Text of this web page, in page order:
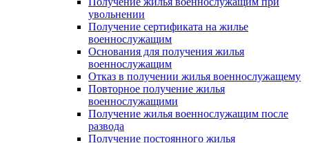
увольнении
Получение сертификата на жилье
военнослужащим
Основания для получения жилья
военнослужащим
Отказ в получении жилья военнослужащему
Повторное получение жилья
военнослужащими
Получение жилья военнослужащим после
развода
Получение постоянного жилья